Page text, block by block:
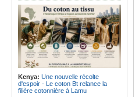
Kenya: Une nouvelle récolte
d'espoir - Le coton Bt relance la
filière cotonnière à Lamu